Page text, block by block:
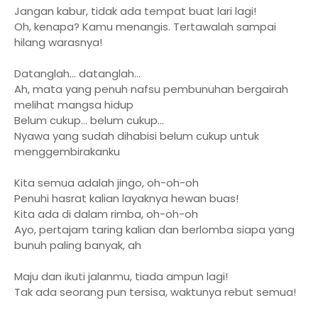
Jangan kabur, tidak ada tempat buat lari lagi!
Oh, kenapa? Kamu menangis. Tertawalah sampai
hilang warasnya!
Datanglah... datanglah...
Ah, mata yang penuh nafsu pembunuhan bergairah
melihat mangsa hidup
Belum cukup... belum cukup...
Nyawa yang sudah dihabisi belum cukup untuk
menggembirakanku
Kita semua adalah jingo, oh-oh-oh
Penuhi hasrat kalian layaknya hewan buas!
Kita ada di dalam rimba, oh-oh-oh
Ayo, pertajam taring kalian dan berlomba siapa yang
bunuh paling banyak, ah
Maju dan ikuti jalanmu, tiada ampun lagi!
Tak ada seorang pun tersisa, waktunya rebut semua!